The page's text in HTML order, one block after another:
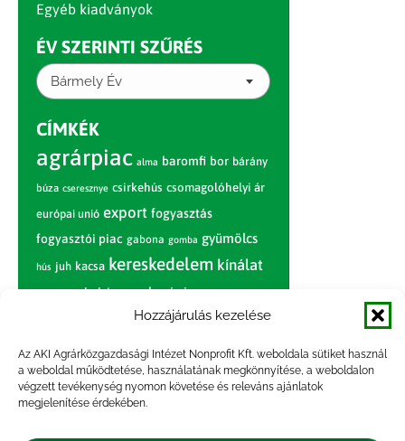
Hozzájárulás kezelése
Az AKI Agrárközgazdasági Intézet Nonprofit Kft. weboldala sütiket használ
a weboldal működtetése, használatának megkönnyítése, a weboldalon
végzett tevékenység nyomon követése és releváns ajánlatok
megjelenítése érdekében.
Egyéb kiadványok
ÉV SZERINTI SZŰRÉS
Bármely Év
CÍMKÉK
agrárpiac alma baromfi bor bárány
búza cseresznye csirkehús csomagolóhelyi ár
európai unió export fogyasztás
fogyasztói piac gabona gomba gyümölcs
hús juh kacsa kereskedelem kínálat
körte marhahús nagybani piac narancs
nemzetközi árinformációk
paradicsom piac piaci jelentés
pulyka pulykahús sertés sertéshús
szarvasmarha termelés
termelői